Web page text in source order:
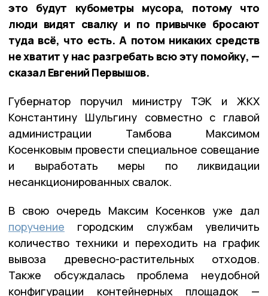
это будут кубометры мусора, потому что
люди видят свалку и по привычке бросают
туда всё, что есть. А потом никаких средств
не хватит у нас разгребать всю эту помойку, —
сказал Евгений Первышов.
Губернатор поручил министру ТЭК и ЖКХ
Константину Шульгину совместно с главой
администрации Тамбова Максимом
Косенковым провести специальное совещание
и выработать меры по ликвидации
несанкционированных свалок.
В свою очередь Максим Косенков уже дал
поручение городским службам увеличить
количество техники и переходить на график
вывоза древесно-растительных отходов.
Также обсуждалась проблема неудобной
конфигурации контейнерных площадок —